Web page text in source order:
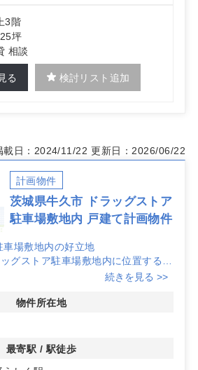
3階
坪
相談
る 検討リスト追加
載日：2024/11/22 更新日：2026/06/22
計画物件
茨城県牛久市 ドラッグストア
駐車場敷地内 戸建て計画物件
場敷地内の好立地
グストア駐車場敷地内に位置する戸
保されており、利便性が抜群です。
ライバシーと自由度
め、プライバシーを重視した診療環
続きを見る >>
物件所在地
最寄駅 / 駅徒歩